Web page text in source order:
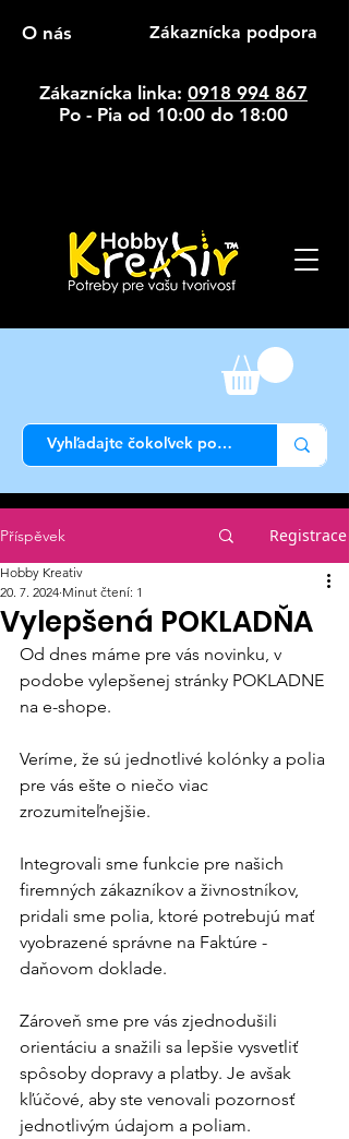
O nás Zákaznícka podpora
Zákaznícka linka: 0918 994 867
Po - Pia od 10:00 do 18:00
Příspěvek Registrace
Vylepšená POKLADŇA
Hobby Kreativ
20. 7. 2024 Minut čtení: 1
Od dnes máme pre vás novinku, v
podobe vylepšenej stránky POKLADNE
na e-shope.
Veríme, že sú jednotlivé kolónky a polia
pre vás ešte o niečo viac
zrozumiteľnejšie.
Integrovali sme funkcie pre našich
firemných zákazníkov a živnostníkov,
pridali sme polia, ktoré potrebujú mať
vyobrazené správne na Faktúre -
daňovom doklade.
Zároveň sme pre vás zjednodušili
orientáciu a snažili sa lepšie vysvetliť
spôsoby dopravy a platby. Je avšak
kľúčové, aby ste venovali pozornosť
jednotlivým údajom a poliam.